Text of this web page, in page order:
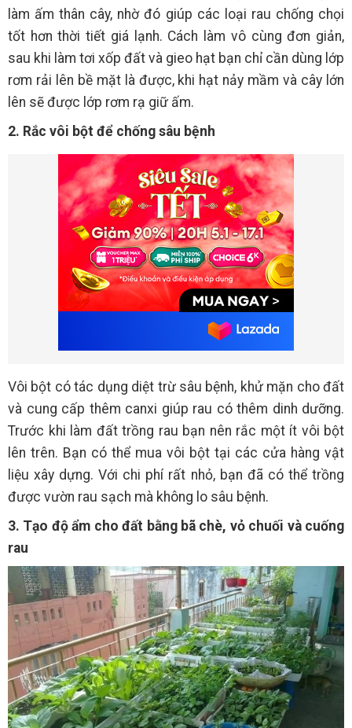
làm ấm thân cây, nhờ đó giúp các loại rau chống chọi
tốt hơn thời tiết giá lạnh. Cách làm vô cùng đơn giản,
sau khi làm tơi xốp đất và gieo hạt bạn chỉ cần dùng lớp
rơm rải lên bề mặt là được, khi hạt nảy mầm và cây lớn
lên sẽ được lớp rơm rạ giữ ấm.
2. Rắc vôi bột để chống sâu bệnh
Vôi bột có tác dụng diệt trừ sâu bệnh, khử mặn cho đất
và cung cấp thêm canxi giúp rau có thêm dinh dưỡng.
Trước khi làm đất trồng rau bạn nên rắc một ít vôi bột
lên trên. Bạn có thể mua vôi bột tại các cửa hàng vật
liệu xây dựng. Với chi phí rất nhỏ, bạn đã có thể trồng
được vườn rau sạch mà không lo sâu bệnh.
3. Tạo độ ẩm cho đất bằng bã chè, vỏ chuối và cuống
rau